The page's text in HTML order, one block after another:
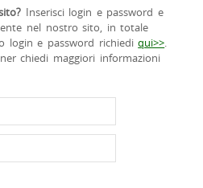
Inserisci login e password e
nel nostro sito, in totale
login e password richiediqui>>.
chiedi maggiori informazioni